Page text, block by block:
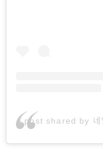
A post shared by 네